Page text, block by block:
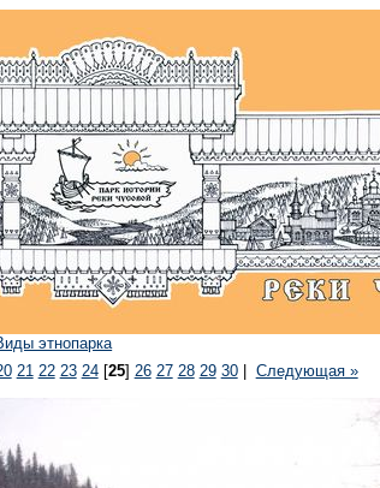
этнопарка
21 22 23 24[25] 26 27 28 29 30| Следующая »